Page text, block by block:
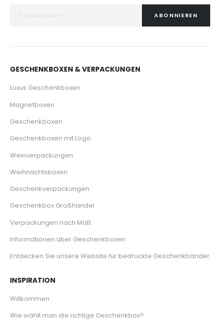
ABONNIEREN
GESCHENKBOXEN & VERPACKUNGEN
Luxus Geschenkboxen
Magnetboxen
Geschenkboxen
Geschenkboxen mit Logo
Weinverpackungen
Weihnachtsboxen
Geschenkverpackungen
Geschenkbox Großhandel
Verpackungen nach Maß
Informationen über Geschenkboxen
Entdecken Sie unsere Website für bedruckte Geschenkbänder
INSPIRATION
Willkommen
Wie wählt man die richtige Geschenkbox?